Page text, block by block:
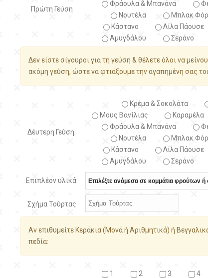
Πρώτη Γεύση
Φράουλα & Μπανάνα
Νουτέλα
Μπλακ
Κάστανο
Λίλα Πάουσε
Αμυγδάλου
Σεράνο
Δεν είστε σίγουροι για τη γεύση & θέλετε όλοι να
ακόμη γεύση, ώστε να φτιάξουμε την αγαπημένη σας
Δέυτερη Γεύση:
Κρέμα & Σοκολάτα
Μους Βανίλιας
Καραμέλα
Φράουλα & Μπανάνα
Νουτέλα
Μπλακ
Κάστανο
Λίλα Πάουσε
Αμυγδάλου
Σεράνο
Επιπλέον υλικά:
Σχήμα Τούρτας
Αν επιθυμείτε Κεράκια (Μονά ή Αριθμητικά) ή
πεδία:
1 2 3 4